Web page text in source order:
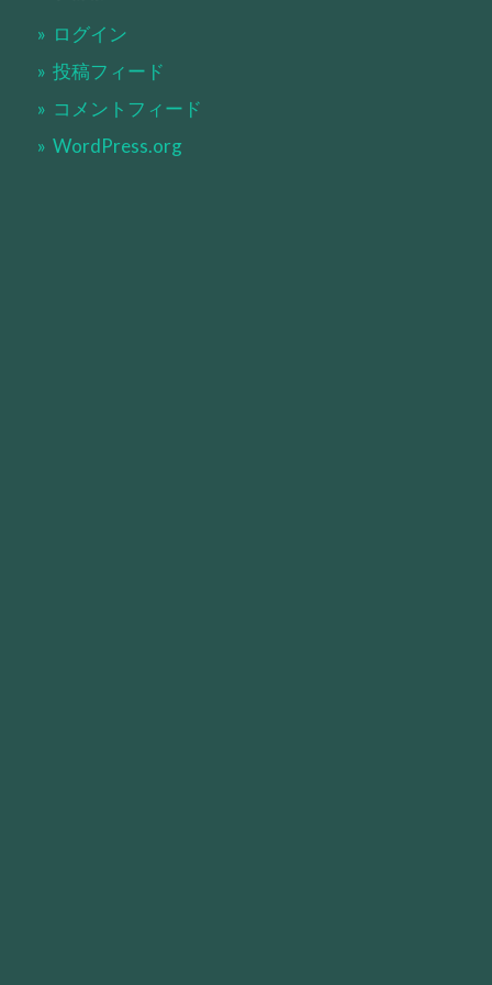
ログイン
投稿フィード
コメントフィード
WordPress.org